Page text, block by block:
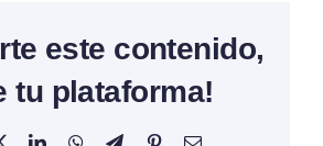
este contenido,
tu plataforma!
X LinkedInWhatsAppTelegramPinterestCorreo